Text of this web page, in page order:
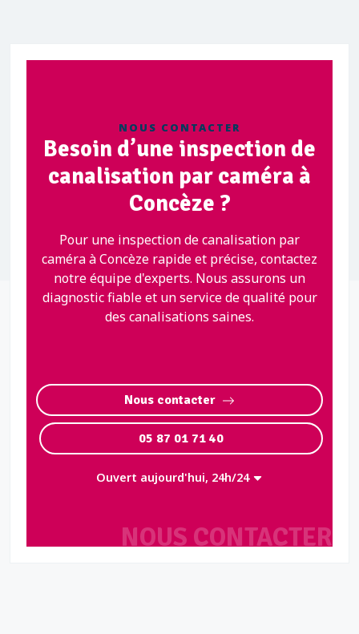
NOUS CONTACTER
NOUS CONTACTER
Besoin d’une inspection de
canalisation par caméra à
Concèze ?
Pour une inspection de canalisation par
caméra à Concèze rapide et précise, contactez
notre équipe d'experts. Nous assurons un
diagnostic fiable et un service de qualité pour
des canalisations saines.
Nous contacter
05 87 01 71 40
Ouvert aujourd'hui, 24h/24